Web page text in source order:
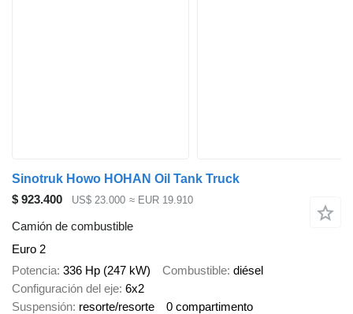
Sinotruk Howo HOHAN Oil Tank Truck
$ 923.400
US$ 23.000 ≈ EUR 19.910
Camión de combustible
Euro 2
Potencia 336 Hp (247 kW) Combustible diésel
Configuración del eje 6x2
Suspensión resorte/resorte 0 compartimento